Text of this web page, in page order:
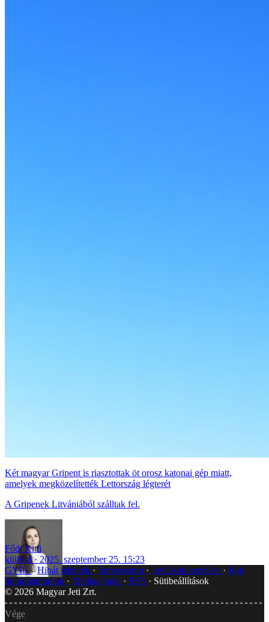
Két magyar Gripent is riasztottak öt orosz katonai gép miatt,
amelyek megközelítették Lettország légterét
A Gripenek Litvániából szálltak fel.
Fődi Kitti
külföld
2025. szeptember 25. 15:23
GYIK Hibát jelentek Impresszum Javítások kezelése
Jogi
dokumentumok
Médiaajánlat RSS
Sütibeállítások
© 2026 Magyar Jeti Zrt.
Vége